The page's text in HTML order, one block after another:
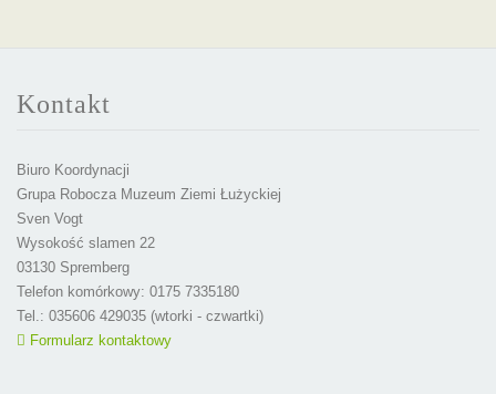
Kontakt
Biuro Koordynacji
Grupa Robocza Muzeum Ziemi Łużyckiej
Sven Vogt
Wysokość slamen 22
03130 Spremberg
Telefon komórkowy: 0175 7335180
Tel.: 035606 429035 (wtorki - czwartki)
Formularz kontaktowy